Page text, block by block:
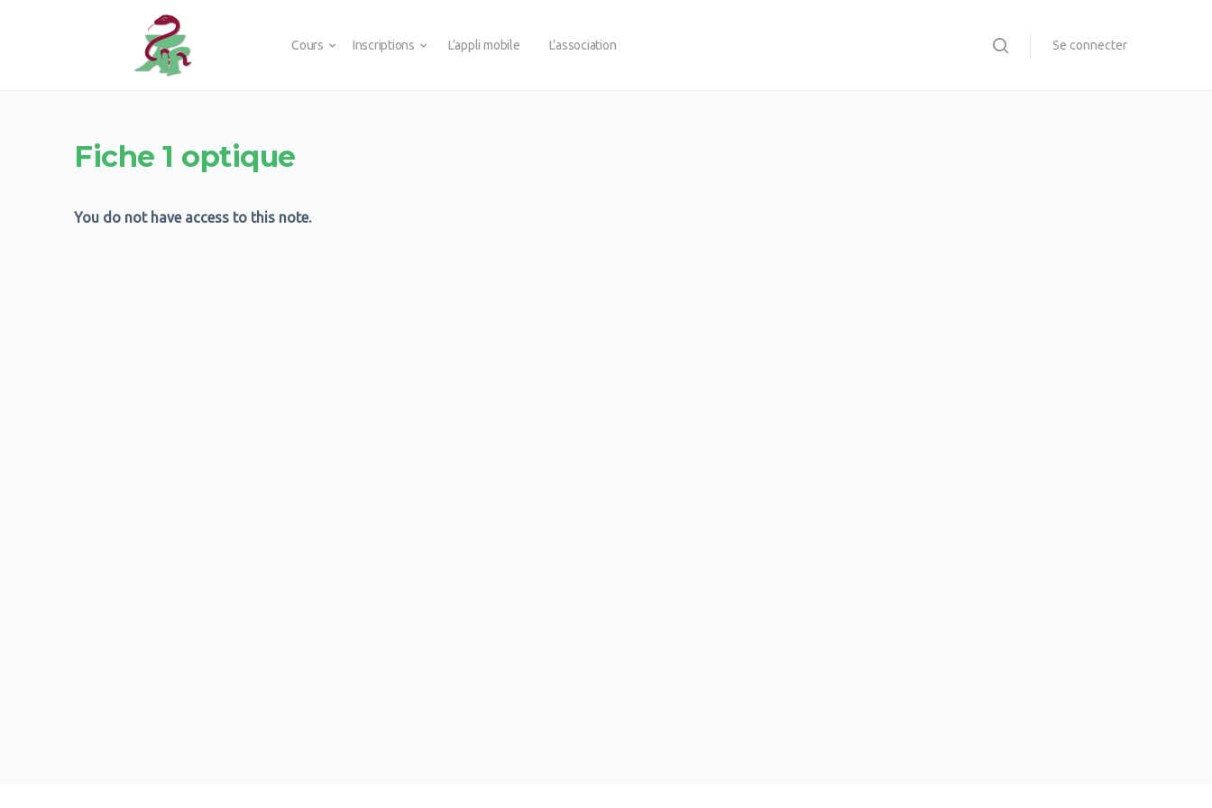
Cours Inscriptions L’appli mobile L’association Se connecter
Fiche 1 optique
You do not have access to this note.